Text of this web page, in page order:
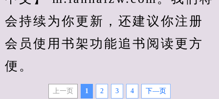
会持续为你更新，还建议你注册
会员使用书架功能追书阅读更方
便。
上一页 1 2 3 4 下—页